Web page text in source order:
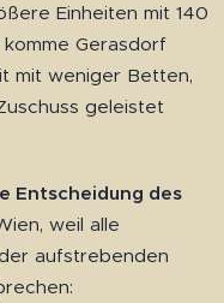
Einheiten mit 140
Gerasdorf
mit weniger Betten,
geleistet
Entscheidung des
weil alle
aufstrebenden